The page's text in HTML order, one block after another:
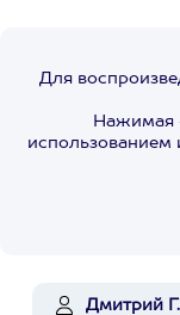
Для
Нажимая
использованием
Дмитрий Г.